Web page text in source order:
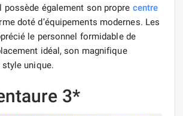
possède également son propre centre
doté d’équipements modernes. Les
le personnel formidable de
idéal, son magnifique
unique.
3*